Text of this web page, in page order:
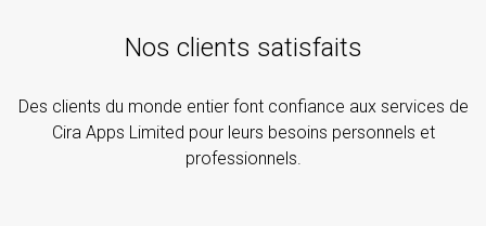
Nos clients satisfaits
Des clients du monde entier font confiance aux services de
Cira Apps Limited pour leurs besoins personnels et
professionnels.